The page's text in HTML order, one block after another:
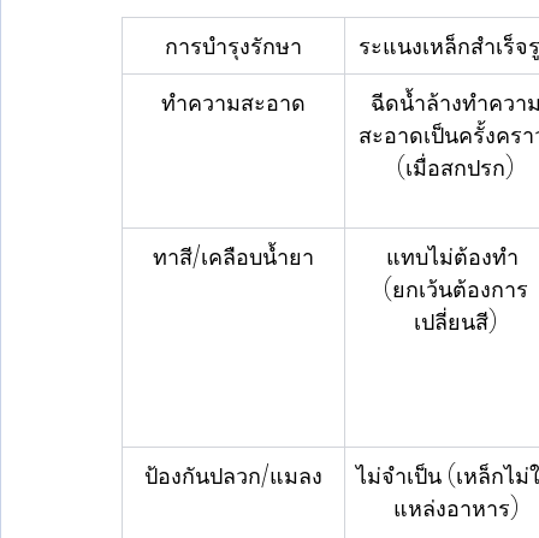
การบำรุงรักษา
ระแนงเหล็กสำเร็จ
ทำความสะอาด
ฉีดน้ำล้างทำควา
สะอาดเป็นครั้งคร
(เมื่อสกปรก)
ทาสี/เคลือบน้ำยา
แทบไม่ต้องทำ
(ยกเว้นต้องการ
เปลี่ยนสี)
ป้องกันปลวก/แมลง
ไม่จำเป็น (เหล็กไม่
แหล่งอาหาร)